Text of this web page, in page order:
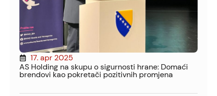
17. apr 2025
AS Holding na skupu o sigurnosti hrane: Domaći
brendovi kao pokretači pozitivnih promjena